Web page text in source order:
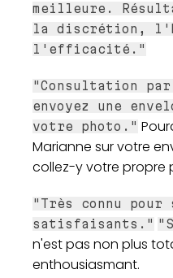
meilleure.
la discrétion,
l'efficacité."
"Consultation par
envoyez une
votre photo."
Marianne sur votre
collez-y votre propre
"Très connu
satisfaisants."
n'est pas non plus
enthousiasmant.